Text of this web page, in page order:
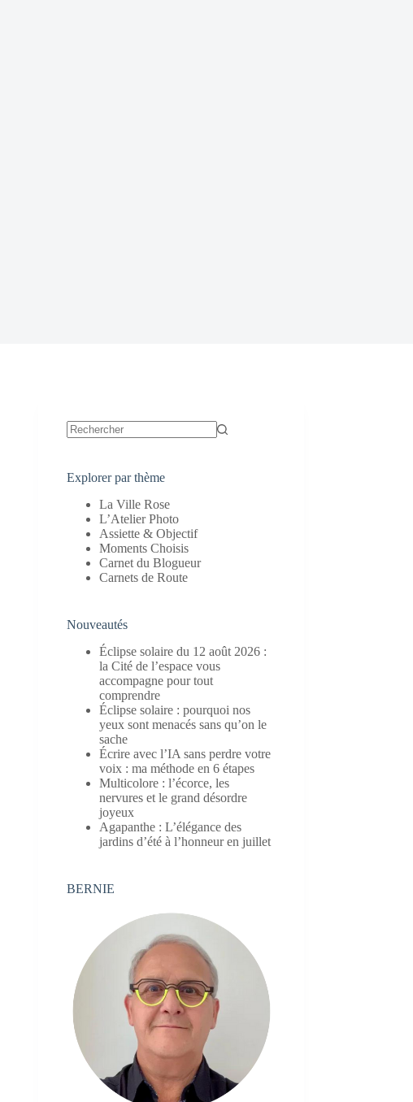
Explorer par thème
La Ville Rose
L’Atelier Photo
Assiette & Objectif
Moments Choisis
Carnet du Blogueur
Carnets de Route
Nouveautés
Éclipse solaire du 12 août 2026 :
la Cité de l’espace vous
accompagne pour tout
comprendre
Éclipse solaire : pourquoi nos
yeux sont menacés sans qu’on le
sache
Écrire avec l’IA sans perdre votre
voix : ma méthode en 6 étapes
Multicolore : l’écorce, les
nervures et le grand désordre
joyeux
Agapanthe : L’élégance des
jardins d’été à l’honneur en juillet
BERNIE